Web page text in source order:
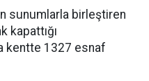
sunumlarla birleştiren
kapattığı
kentte 1327 esnaf